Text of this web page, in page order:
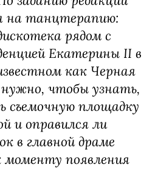
на танцтерапию:
рядом с
Екатерины II в
как Черная
чтобы узнать,
съемочную площадку
и оправился ли
в главной драме
моменту появления